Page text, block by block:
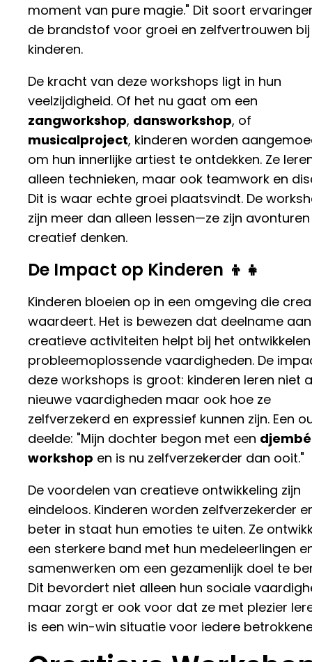
moment van pure magie." Dit soort
de brandstof voor groei en zelfvertrouwen bij
kinderen.
De kracht van deze workshops ligt in hun
veelzijdigheid. Of het nu gaat om een
zangworkshop, dansworkshop, of
musicalproject, kinderen worden
om hun innerlijke artiest te ontdekken. Ze
alleen technieken, maar ook teamwork en
Dit is waar echte groei plaatsvindt. De
zijn meer dan alleen lessen—ze zijn
creatief denken.
De Impact op Kinderen 👦👧
Kinderen bloeien op in een omgeving die
waardeert. Het is bewezen dat deelname aan
creatieve activiteiten helpt bij het
probleemoplossende vaardigheden. De
deze workshops is groot: kinderen leren niet
nieuwe vaardigheden maar ook hoe ze
zelfverzekerd en expressief kunnen zijn. Een
deelde: "Mijn dochter begon met een djembé
workshop en is nu zelfverzekerder dan ooit."
De voordelen van creatieve ontwikkeling zijn
eindeloos. Kinderen worden zelfverzekerder
beter in staat hun emoties te uiten. Ze
een sterkere band met hun medeleerlingen
samenwerken om een gezamenlijk doel te
Dit bevordert niet alleen hun sociale
maar zorgt er ook voor dat ze met plezier
is een win-win situatie voor iedere